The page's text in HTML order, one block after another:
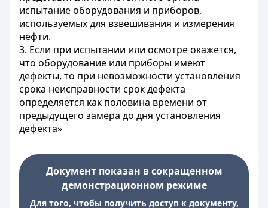
испытание оборудования и приборов,
используемых для взвешивания и измерения
нефти.
3. Если при испытании или осмотре окажется,
что оборудование или приборы имеют
дефекты, то при невозможности установления
срока неисправности срок дефекта
определяется как половина времени от
предыдущего замера до дня установления
дефекта»
Документ показан в сокращенном
демонстрационном режиме
Для того, чтобы получить доступ к документу,